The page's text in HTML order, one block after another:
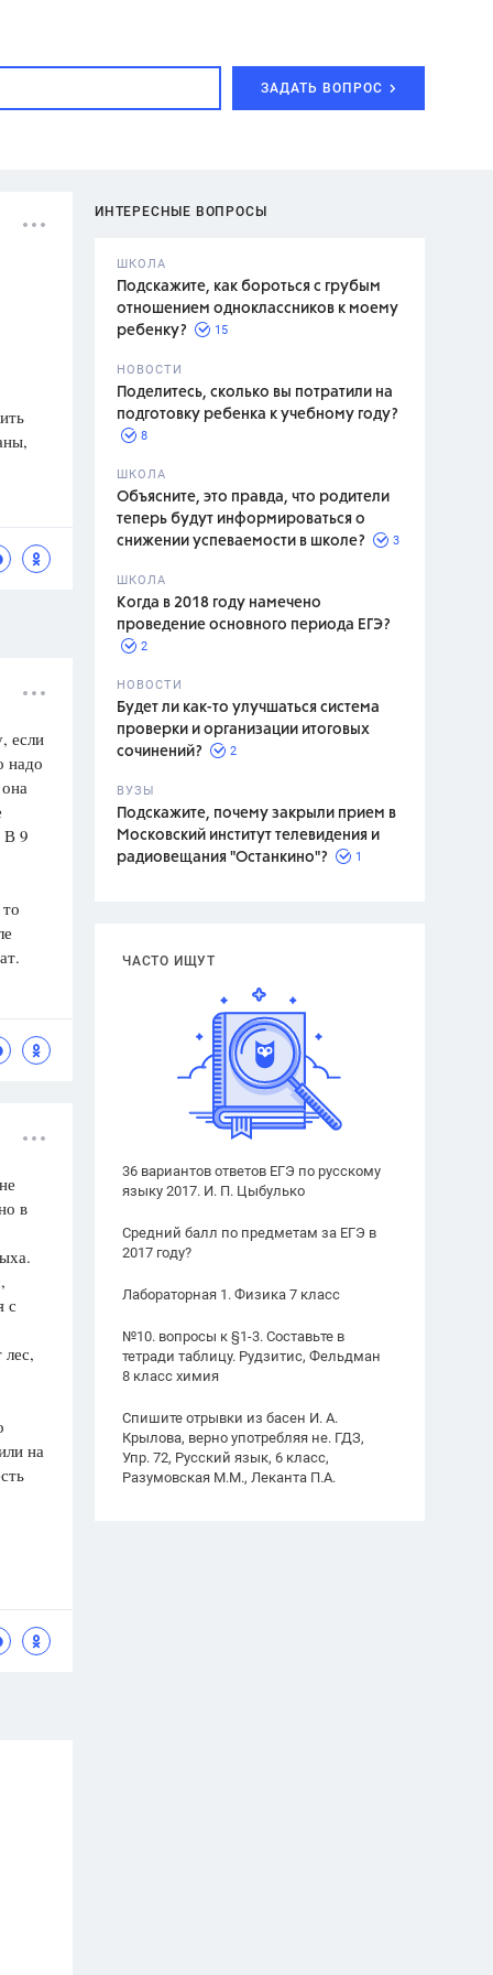
ЗАДАТЬ ВОПРОС
ИНТЕРЕСНЫЕ ВОПРОСЫ
ШКОЛА
Подскажите, как бороться с грубым
отношением одноклассников к моему
ребенку?
15
НОВОСТИ
Поделитесь, сколько вы потратили на
подготовку ребенка к учебному году?
8
ШКОЛА
Объясните, это правда, что родители
теперь будут информироваться о
снижении успеваемости в школе?
3
ШКОЛА
Когда в 2018 году намечено
проведение основного периода ЕГЭ?
2
НОВОСТИ
Будет ли как-то улучшаться система
проверки и организации итоговых
сочинений?
2
ВУЗЫ
Подскажите, почему закрыли прием в
Московский институт телевидения и
радиовещания "Останкино"?
1
ЧАСТО ИЩУТ
36 вариантов ответов ЕГЭ по русскому
языку 2017. И. П. Цыбулько
Средний балл по предметам за ЕГЭ в
2017 году?
Лабораторная 1. Физика 7 класс
№10. вопросы к §1-3. Составьте в
тетради таблицу. Рудзитис, Фельдман
8 класс химия
Спишите отрывки из басен И. А.
Крылова, верно употребляя не. ГДЗ,
Упр. 72, Русский язык, 6 класс,
Разумовская М.М., Леканта П.А.
если
надо
В 9
в
с
на